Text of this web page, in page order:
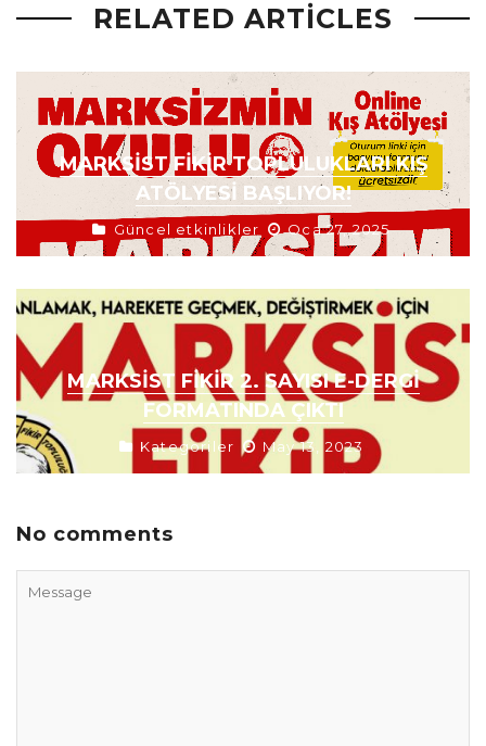
RELATED ARTICLES
MARKSIST FIKIR TOPLULUKLARI KIŞ
ATÖLYESI BAŞLIYOR!
Güncel etkinlikler Oca 27, 2025
MARKSIST FIKIR 2. SAYISI E-DERGI
FORMATINDA ÇIKTI
Kategoriler May 13, 2023
No comments